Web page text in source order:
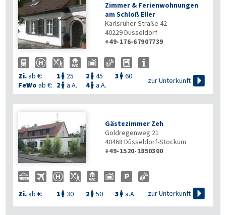
Zimmer & Ferienwohnungen
am Schloß Eller
Karlsruher Straße 42
40229Düsseldorf
+49-176-67907739
Zi.ab €: 1  25 2  45 3  60
FeWo ab €: 2  a.A. 4 a.A.
zur Unterkunft 
Gästezimmer Zeh
Goldregenweg 21
40468 Düsseldorf-Stockum
+49-1520-1850300
Zi.ab €: 1  30 2  50 3  a.A. zur Unterkunft 